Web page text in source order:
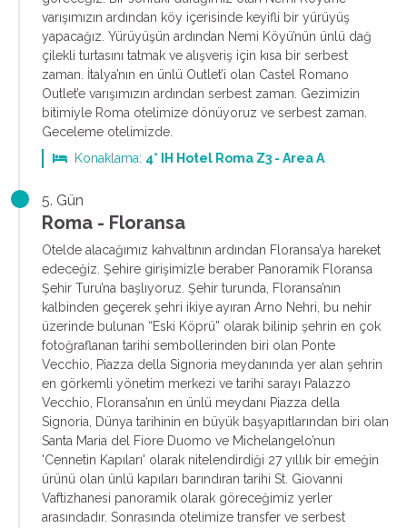
varışımızın ardından köy içerisinde keyifli bir yürüyüş
yapacağız. Yürüyüşün ardından Nemi Köyü’nün ünlü dağ
çilekli turtasını tatmak ve alışveriş için kısa bir serbest
zaman. İtalya’nın en ünlü Outlet’i olan Castel Romano
Outlet’e varışımızın ardından serbest zaman. Gezimizin
bitimiyle Roma otelimize dönüyoruz ve serbest zaman.
Geceleme otelimizde.
Konaklama: 4* IH Hotel Roma Z3 - Area A
5. Gün
Roma - Floransa
Otelde alacağımız kahvaltının ardından Floransa’ya hareket
edeceğiz. Şehire girişimizle beraber Panoramik Floransa
Şehir Turu’na başlıyoruz. Şehir turunda, Floransa’nın
kalbinden geçerek şehri ikiye ayıran Arno Nehri, bu nehir
üzerinde bulunan “Eski Köprü” olarak bilinip şehrin en çok
fotoğraflanan tarihi sembollerinden biri olan Ponte
Vecchio, Piazza della Signoria meydanında yer alan şehrin
en görkemli yönetim merkezi ve tarihi sarayı Palazzo
Vecchio, Floransa’nın en ünlü meydanı Piazza della
Signoria, Dünya tarihinin en büyük başyapıtlarından biri olan
Santa Maria del Fiore Duomo ve Michelangelo’nun
'Cennetin Kapıları' olarak nitelendirdiği 27 yıllık bir emeğin
ürünü olan ünlü kapıları barındıran tarihi St. Giovanni
Vaftizhanesi panoramik olarak göreceğimiz yerler
arasındadır. Sonrasında otelimize transfer ve serbest